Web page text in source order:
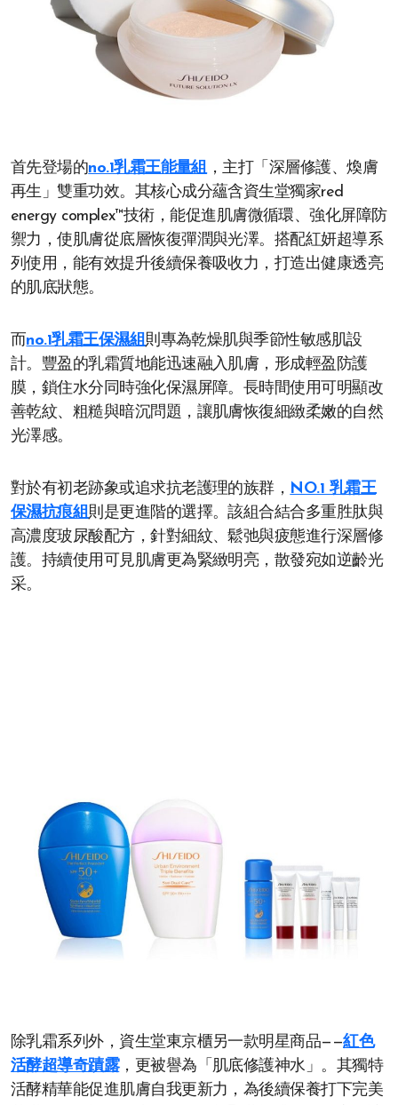
首先登場的no.1乳霜王能量組，主打「深層修護、煥膚
再生」雙重功效。其核心成分蘊含資生堂獨家red
energy complex™技術，能促進肌膚微循環、強化屏障防
禦力，使肌膚從底層恢復彈潤與光澤。搭配紅妍超導系
列使用，能有效提升後續保養吸收力，打造出健康透亮
的肌底狀態。
而no.1乳霜王保濕組則專為乾燥肌與季節性敏感肌設
計。豐盈的乳霜質地能迅速融入肌膚，形成輕盈防護
膜，鎖住水分同時強化保濕屏障。長時間使用可明顯改
善乾紋、粗糙與暗沉問題，讓肌膚恢復細緻柔嫩的自然
光澤感。
對於有初老跡象或追求抗老護理的族群， NO.1 乳霜王
保濕抗痕組則是更進階的選擇。該組合結合多重胜肽與
高濃度玻尿酸配方，針對細紋、鬆弛與疲態進行深層修
護。持續使用可見肌膚更為緊緻明亮，散發宛如逆齡光
采。
除乳霜系列外，資生堂東京櫃另一款明星商品——紅色
活酵超導奇蹟露，更被譽為「肌底修護神水」。其獨特
活酵精華能促進肌膚自我更新力，為後續保養打下完美